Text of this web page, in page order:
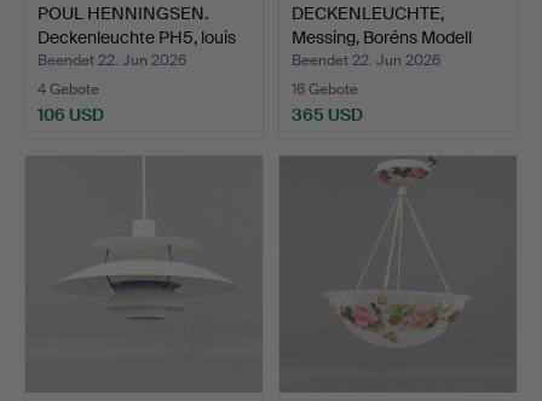
POUL HENNINGSEN.
Deckenleuchte PH5, louis
…
Beendet 22. Jun 2026
4 Gebote
106 USD
DECKENLEUCHTE,
Messing, Boréns Modell
5003…
Beendet 22. Jun 2026
16 Gebote
365 USD